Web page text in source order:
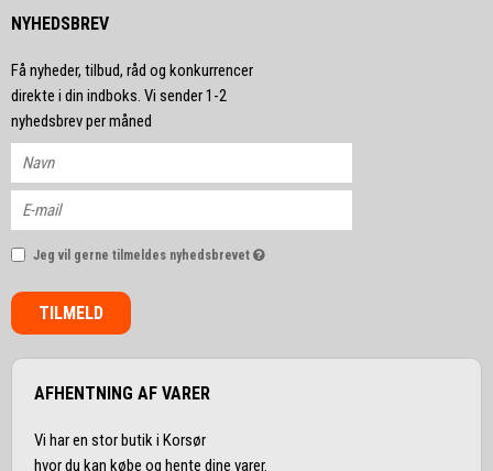
NYHEDSBREV
Få nyheder, tilbud, råd og konkurrencer
direkte i din indboks. Vi sender 1-2
nyhedsbrev per måned
Jeg vil gerne tilmeldes nyhedsbrevet
TILMELD
AFHENTNING AF VARER
Vi har en stor butik i Korsør
hvor du kan købe og hente dine varer.